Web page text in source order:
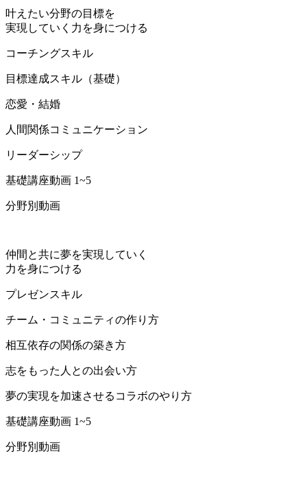
叶えたい分野の目標を
実現していく力を身につける
コーチングスキル
目標達成スキル（基礎）
恋愛・結婚
人間関係コミュニケーション
リーダーシップ
基礎講座動画 1~5
分野別動画
仲間と共に夢を実現していく
力を身につける
プレゼンスキル
チーム・コミュニティの作り方
相互依存の関係の築き方
志をもった人との出会い方
夢の実現を加速させるコラボのやり方
基礎講座動画 1~5
分野別動画